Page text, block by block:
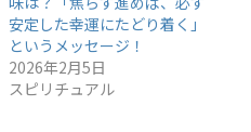
安定した幸運にたどり着く」
というメッセージ！
2026年2月5日
スピリチュアル